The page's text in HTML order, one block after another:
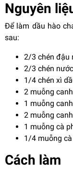
Nguyên
Để làm dầu hào
sau:
2/3 chén đậu
2/3 chén nước
1/4 chén xì
2 muỗng
1 muỗng
2 muỗng
1 muỗng cà
1/4 muỗng
Cách làm